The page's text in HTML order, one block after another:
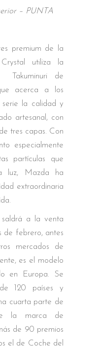
– PUNTA
premium de la
utiliza la
Takuminuri de
acerca a los
serie la calidad y
artesanal, con
tres capas. Con
especialmente
partículas que
luz, Mazda ha
extraordinaria
a la venta
de febrero, antes
mercados de
es el modelo
en Europa. Se
120 países y
cuarta parte de
la marca de
de 90 premios
el de Coche del